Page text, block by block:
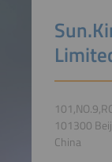
101300
China